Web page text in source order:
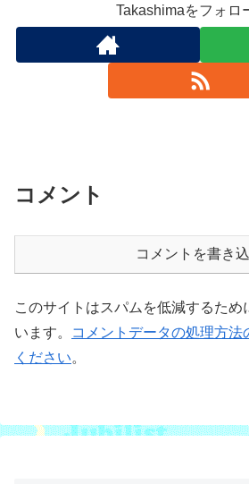
Takashimaをフォロ
コメント
コメントを書き
このサイトはスパムを低減するため
います。
コメントデータの処理方法
ください。